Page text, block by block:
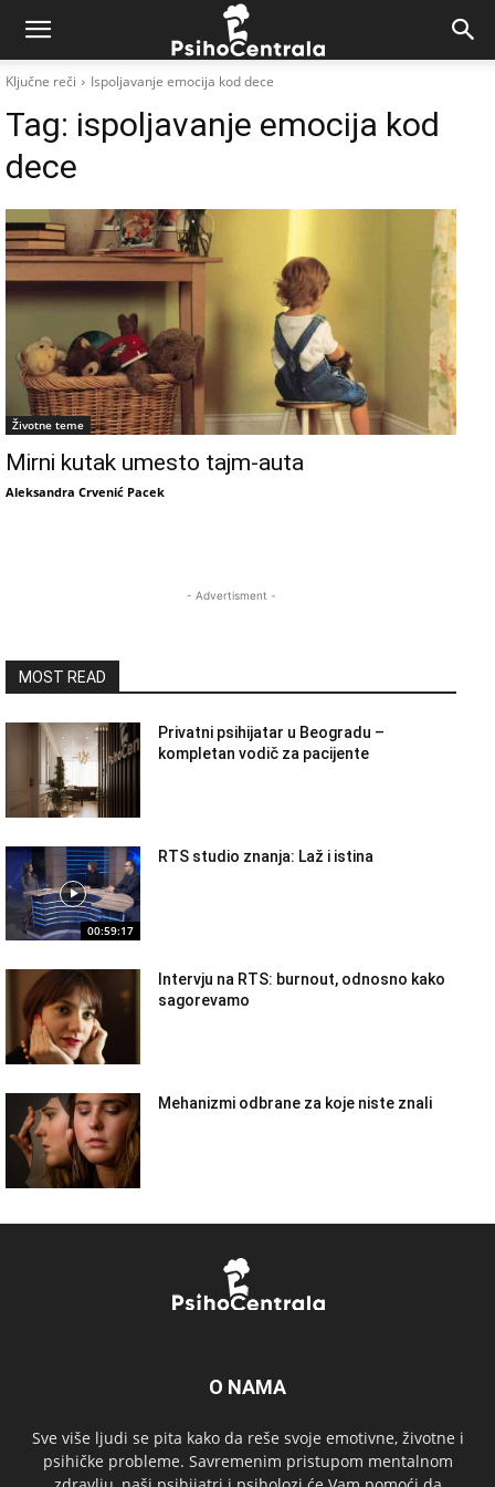
Ključne reči Ispoljavanje emocija kod dece
Tag: ispoljavanje emocija kod
dece
Životne teme
Mirni kutak umesto tajm-auta
Aleksandra Crvenić Pacek
- Advertisment -
MOST READ
Privatni psihijatar u Beogradu –
kompletan vodič za pacijente
00:59:17
RTS studio znanja: Laž i istina
Intervju na RTS: burnout, odnosno kako
sagorevamo
Mehanizmi odbrane za koje niste znali
O NAMA
Sve više ljudi se pita kako da reše svoje emotivne, životne i
psihičke probleme. Savremenim pristupom mentalnom